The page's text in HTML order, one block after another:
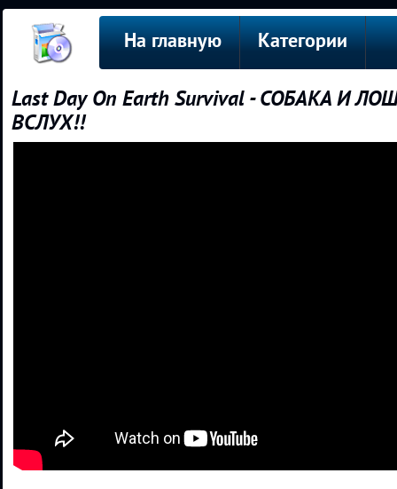
На главную Категории
Last Day On Earth Survival - СОБАКА И
ВСЛУХ!!